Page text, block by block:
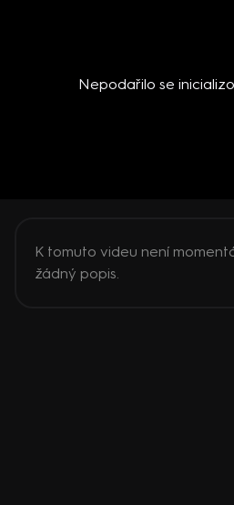
Nepodařilo se
K tomuto videu není
žádný popis.